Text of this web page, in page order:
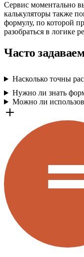
Сервис моментально
калькуляторы также
формулу, по которой
разобраться в логике
Часто
Насколько точны
Нужно ли знать
Можно ли